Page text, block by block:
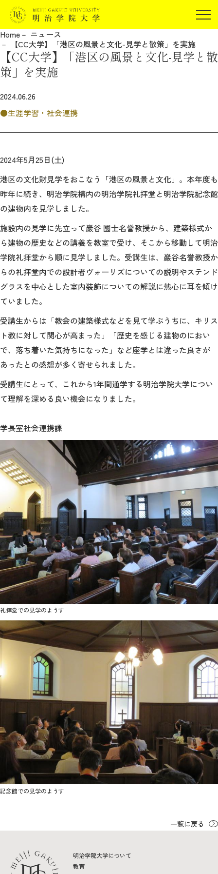
在学生の方
卒業生の方
JP
受験生の方
卒業生の方
保証人の方
報道関係の方
明治学院大学について
教育
研究
学生生活
留学・国際交流
ボランティア
生涯学習・社会連携
2026年9月入学者向け 新入生サイト
MGグッズ オンラインショップ
（外部サイト）
アクセス
キャンパス
案内
入試情報
お問合わせ
Home
ニュース
【CC大学】「港区の風景と文化-見学と散策」を実施
【CC大学】「港区の風景と文化-見学と散
策」を実施
2024.06.26
生涯学習・社会連携
2024年5月25日(土)
港区の文化財見学をおこなう「港区の風景と文化」。本年度も
昨年に続き、明治学院構内の明治学院礼拝堂と明治学院記念館
の建物内を見学しました。
施設内の見学に先立って巖谷 國士名誉教授から、建築様式か
ら建物の歴史などの講義を教室で受け、そこから移動して明治
学院礼拝堂から順に見学しました。受講生は、巖谷名誉教授か
らの礼拝堂内での設計者ヴォーリズについての説明やステンド
グラスを中心とした室内装飾についての解説に熱心に耳を傾け
ていました。
受講生からは「教会の建築様式などを見て学ぶうちに、キリス
ト教に対して関心が高まった」「歴史を感じる建物のにおい
で、落ち着いた気持ちになった」など座学とは違った良さが
あったとの感想が多く寄せられました。
受講生にとって、これから1年間通学する明治学院大学につい
て理解を深める良い機会になりました。
学長室社会連携課
礼拝堂での見学のようす
記念館での見学のようす
一覧に戻る
明治学院大学について
教育